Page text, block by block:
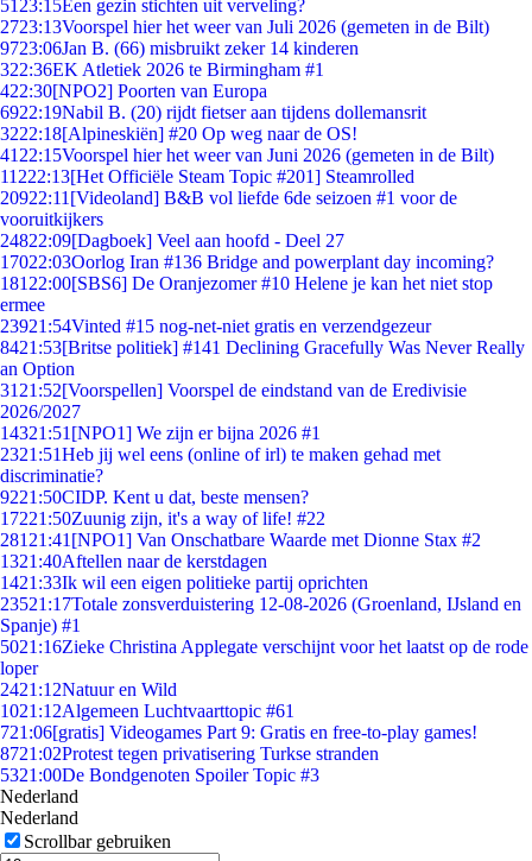
51 23:15Een gezin stichten uit verveling?
2723:13Voorspel hier het weer van Juli 2026 (gemeten in de Bilt)
9723:06Jan B. (66) misbruikt zeker 14 kinderen
322:36EK Atletiek 2026 te Birmingham #1
422:30[NPO2] Poorten van Europa
6922:19Nabil B. (20) rijdt fietser aan tijdens dollemansrit
3222:18[Alpineskiën] #20 Op weg naar de OS!
41 22:15Voorspel hier het weer van Juni 2026 (gemeten in de Bilt)
11222:13[Het Officiële Steam Topic #201] Steamrolled
20922:11 [Videoland] B&B vol liefde 6de seizoen #1 voor de
vooruitkijkers
24822:09[Dagboek] Veel aan hoofd - Deel 27
17022:03Oorlog Iran #136 Bridge and powerplant day incoming?
181 22:00[SBS6] De Oranjezomer #10 Helene je kan het niet stop
ermee
23921:54Vinted #15 nog-net-niet gratis en verzendgezeur
8421:53[Britse politiek] #141 Declining Gracefully Was Never Really
an Option
31 21:52[Voorspellen] Voorspel de eindstand van de Eredivisie
2026/2027
14321:51 [NPO1] We zijn er bijna 2026 #1
2321:51Heb jij wel eens (online of irl) te maken gehad met
discriminatie?
9221:50CIDP. Kent u dat, beste mensen?
17221:50Zuunig zijn, it's a way of life! #22
281 21:41 [NPO1] Van Onschatbare Waarde met Dionne Stax #2
1321:40Aftellen naar de kerstdagen
1421:33Ik wil een eigen politieke partij oprichten
23521:17Totale zonsverduistering 12-08-2026 (Groenland, IJsland en
Spanje) #1
5021:16Zieke Christina Applegate verschijnt voor het laatst op de rode
loper
2421:12Natuur en Wild
1021:12Algemeen Luchtvaarttopic #61
721:06[gratis] Videogames Part 9: Gratis en free-to-play games!
8721:02Protest tegen privatisering Turkse stranden
5321:00De Bondgenoten Spoiler Topic #3
Nederland
Nederland
Scrollbar gebruiken